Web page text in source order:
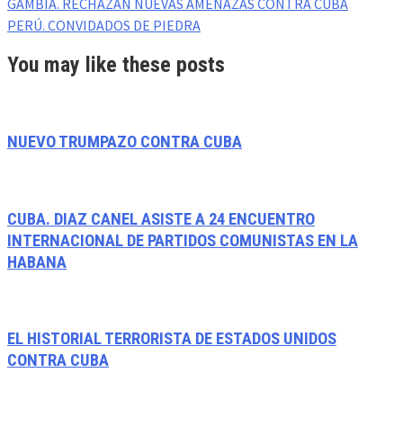
PERÚ. CONVIDADOS DE PIEDRA
You may like these posts
NUEVO TRUMPAZO CONTRA CUBA
CUBA. DIAZ CANEL ASISTE A 24 ENCUENTRO
INTERNACIONAL DE PARTIDOS COMUNISTAS EN LA
HABANA
EL HISTORIAL TERRORISTA DE ESTADOS UNIDOS
CONTRA CUBA